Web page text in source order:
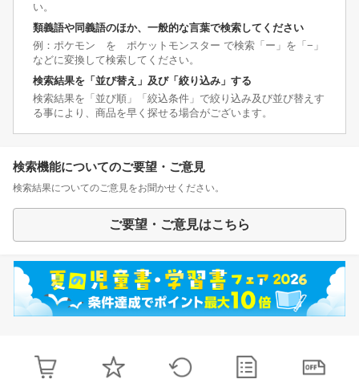
い。
類義語や同義語のほか、一般的な言葉で検索してください
例：ポケモン を ポケットモンスター で検索「ー」を「−」
などに変換して検索してください。
検索結果を「並び替え」及び「絞り込み」する
検索結果を「並び順」「絞込条件」で絞り込み及び並び替えす
る事により、商品を早く探せる場合がございます。
検索機能についてのご要望・ご意見
検索結果についてのご意見をお聞かせください。
ご要望・ご意見はこちら